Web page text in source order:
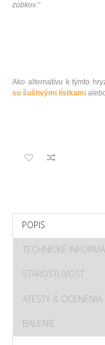
zúbkov.“
Ako alternatívu k týmto
so šuštivými lístkami
POPIS
TECHNICKÉ
STAROSTLIVOSŤ
ATESTY & OCENENIA
BALENIE